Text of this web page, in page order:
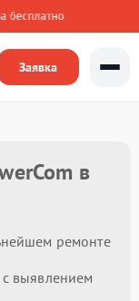
Заявка
в
ремонте
с выявлением